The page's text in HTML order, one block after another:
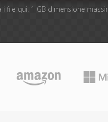
i file qui. 1 GB dimensione